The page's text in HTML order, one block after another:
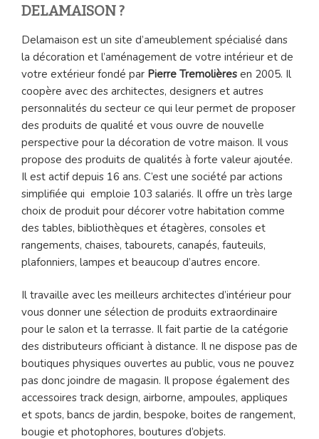
DELAMAISON ?
Delamaison est un site d’ameublement spécialisé dans
la décoration et l’aménagement de votre intérieur et de
votre extérieur fondé par Pierre Tremolières en 2005. Il
coopère avec des architectes, designers et autres
personnalités du secteur ce qui leur permet de proposer
des produits de qualité et vous ouvre de nouvelle
perspective pour la décoration de votre maison. Il vous
propose des produits de qualités à forte valeur ajoutée.
Il est actif depuis 16 ans. C’est une société par actions
simplifiée qui emploie 103 salariés. Il offre un très large
choix de produit pour décorer votre habitation comme
des tables, bibliothèques et étagères, consoles et
rangements, chaises, tabourets, canapés, fauteuils,
plafonniers, lampes et beaucoup d’autres encore.
Il travaille avec les meilleurs architectes d’intérieur pour
vous donner une sélection de produits extraordinaire
pour le salon et la terrasse. Il fait partie de la catégorie
des distributeurs officiant à distance. Il ne dispose pas de
boutiques physiques ouvertes au public, vous ne pouvez
pas donc joindre de magasin. Il propose également des
accessoires track design, airborne, ampoules, appliques
et spots, bancs de jardin, bespoke, boites de rangement,
bougie et photophores, boutures d’objets.